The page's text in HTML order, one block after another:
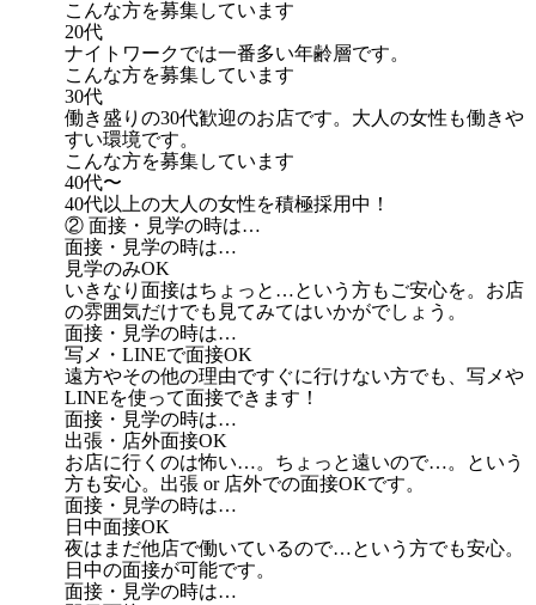
こんな方を募集しています
20代
ナイトワークでは一番多い年齢層です。
こんな方を募集しています
30代
働き盛りの30代歓迎のお店です。大人の女性も働きや
すい環境です。
こんな方を募集しています
40代〜
40代以上の大人の女性を積極採用中！
② 面接・見学の時は…
面接・見学の時は…
見学のみOK
いきなり面接はちょっと…という方もご安心を。お店
の雰囲気だけでも見てみてはいかがでしょう。
面接・見学の時は…
写メ・LINEで面接OK
遠方やその他の理由ですぐに行けない方でも、写メや
LINEを使って面接できます！
面接・見学の時は…
出張・店外面接OK
お店に行くのは怖い…。ちょっと遠いので…。という
方も安心。出張 or 店外での面接OKです。
面接・見学の時は…
日中面接OK
夜はまだ他店で働いているので…という方でも安心。
日中の面接が可能です。
面接・見学の時は…